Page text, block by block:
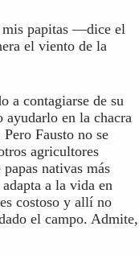
papitas —dice el
el viento de la
a contagiarse de su
en la chacra
Fausto no se
agricultores
nativas más
a la vida en
costoso y allí no
el campo. Admite,